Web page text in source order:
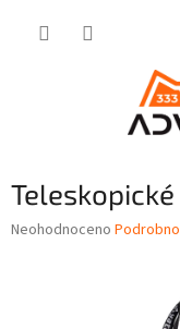
Průměrné
Neohodnoceno